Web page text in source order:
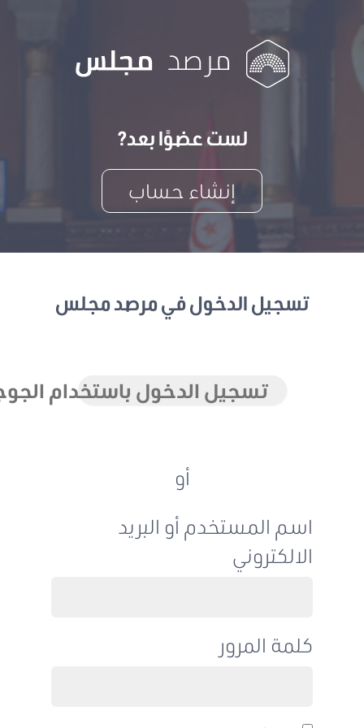
لست عضوًا بعد?
إنشاء حساب
تسجيل الدخول في مرصد مجلس
تسجيل الدخول باستخدام الجوجل
اسم المستخدم أو البريد
الالكتروني
كلمة المرور